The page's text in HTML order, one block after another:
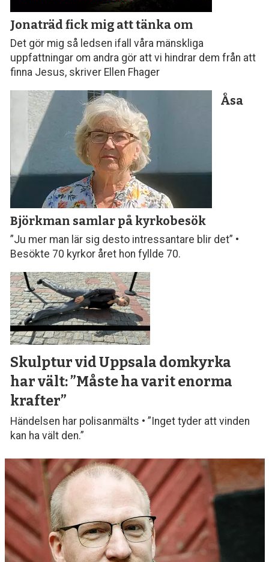
Jonaträd fick mig att tänka om
Det gör mig så ledsen ifall våra mänskliga
uppfattningar om andra gör att vi hindrar dem från att
finna Jesus, skriver Ellen Fhager
Åsa
Björkman samlar på kyrkobesök
”Ju mer man lär sig desto intressantare blir det” •
Besökte 70 kyrkor året hon fyllde 70.
Skulptur vid Uppsala domkyrka
har vält: ”Måste ha varit enorma
krafter”
Händelsen har polisanmälts • ”Inget tyder att vinden
kan ha vält den.”